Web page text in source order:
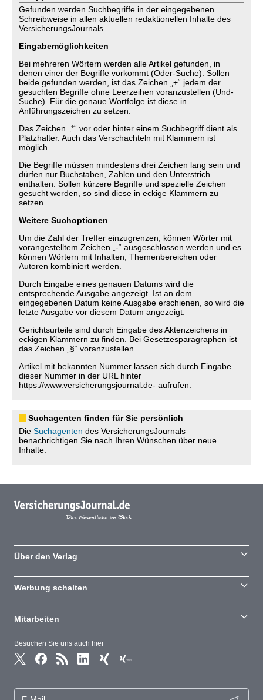
Gefunden werden Suchbegriffe in der eingegebenen
Schreibweise in allen aktuellen redaktionellen Inhalte des
VersicherungsJournals.
Eingabemöglichkeiten
Bei mehreren Wörtern werden alle Artikel gefunden, in
denen einer der Begriffe vorkommt (Oder-Suche). Sollen
beide gefunden werden, ist das Zeichen „+“ jedem der
gesuchten Begriffe ohne Leerzeihen voranzustellen (Und-
Suche). Für die genaue Wortfolge ist diese in
Anführungszeichen zu setzen.
Das Zeichen „*“ vor oder hinter einem Suchbegriff dient als
Platzhalter. Auch das Verschachteln mit Klammern ist
möglich.
Die Begriffe müssen mindestens drei Zeichen lang sein und
dürfen nur Buchstaben, Zahlen und den Unterstrich
enthalten. Sollen kürzere Begriffe und spezielle Zeichen
gesucht werden, so sind diese in eckige Klammern zu
setzen.
Weitere Suchoptionen
Um die Zahl der Treffer einzugrenzen, können Wörter mit
vorangestelltem Zeichen „-“ ausgeschlossen werden und es
können Wörtern mit Inhalten, Themenbereichen oder
Autoren kombiniert werden.
Durch Eingabe eines genauen Datums wird die
entsprechende Ausgabe angezeigt. Ist an dem
eingegebenen Datum keine Ausgabe erschienen, so wird die
letzte Ausgabe vor diesem Datum angezeigt.
Gerichtsurteile sind durch Eingabe des Aktenzeichens in
eckigen Klammern zu finden. Bei Gesetzesparagraphen ist
das Zeichen „§“ voranzustellen.
Artikel mit bekannten Nummer lassen sich durch Eingabe
dieser Nummer in der URL hinter
https://www.versicherungsjournal.de- aufrufen.
Suchagenten finden für Sie persönlich
Die Suchagenten des VersicherungsJournals
benachrichtigen Sie nach Ihren Wünschen über neue
Inhalte.
Besuchen Sie uns auch hier
Über den Verlag
Werbung schalten
Mitarbeiten